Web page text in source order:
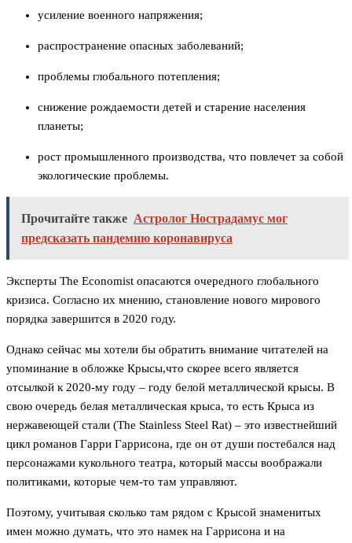
усиление военного напряжения;
распространение опасных заболеваний;
проблемы глобального потепления;
снижение рождаемости детей и старение населения
планеты;
рост промышленного производства, что повлечет за собой
экологические проблемы.
Прочитайте также Астролог Нострадамус мог
предсказать пандемию коронавируса
Эксперты The Economist опасаются очередного глобального
кризиса. Согласно их мнению, становление нового мирового
порядка завершится в 2020 году.
Однако сейчас мы хотели бы обратить внимание читателей на
упоминание в обложке Крысы,что скорее всего является
отсылкой к 2020-му году – году белой металлической крысы. В
свою очередь белая металлическая крыса, то есть Крыса из
нержавеющей стали (The Stainless Steel Rat) – это известнейший
цикл романов Гарри Гаррисона, где он от души постебался над
персонажами кукольного театра, который массы воображали
политиками, которые чем-то там управляют.
Поэтому, учитывая сколько там рядом с Крысой знаменитых
имен можно думать, что это намек на Гаррисона и на